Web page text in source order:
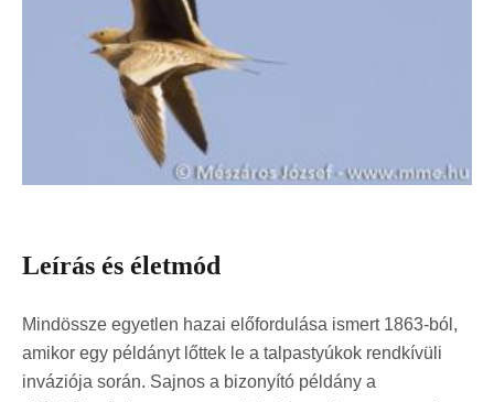
Leírás és életmód
Mindössze egyetlen hazai előfordulása ismert 1863-ból,
amikor egy példányt lőttek le a talpastyúkok rendkívüli
inváziója során. Sajnos a bizonyító példány a